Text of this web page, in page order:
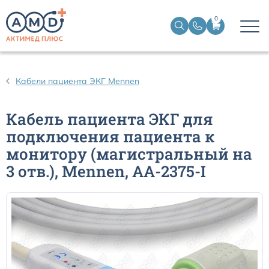
0
Кабели пациента ЭКГ Mennen
Кабель пациента ЭКГ для
подключения пациента к
монитору (магистральный на
3 отв.), Mennen, AA-2375-I
Датчики ЭЭГ BIS
Кабели пациента ЭКГ
Датчики температурные медицинские к мониторам
Кабели для кардиографов
Датчики кислорода для ИВЛ